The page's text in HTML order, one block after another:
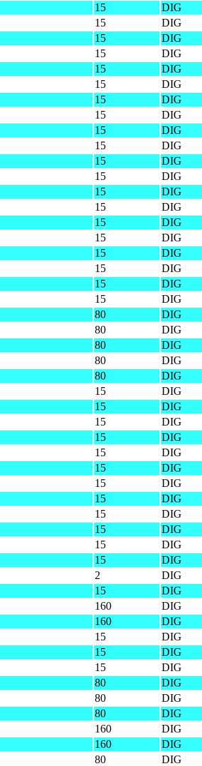
15
DIG
15
DIG
15
DIG
15
DIG
15
DIG
15
DIG
15
DIG
15
DIG
15
DIG
15
DIG
15
DIG
15
DIG
15
DIG
15
DIG
15
DIG
15
DIG
15
DIG
15
DIG
15
DIG
15
DIG
80
DIG
80
DIG
80
DIG
80
DIG
80
DIG
15
DIG
15
DIG
15
DIG
15
DIG
15
DIG
15
DIG
15
DIG
15
DIG
15
DIG
15
DIG
15
DIG
15
DIG
2
DIG
15
DIG
160
DIG
160
DIG
15
DIG
15
DIG
15
DIG
80
DIG
80
DIG
80
DIG
160
DIG
160
DIG
80
DIG